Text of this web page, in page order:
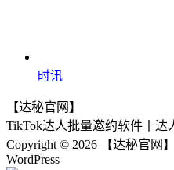
时讯
【达秘官网】
TikTok达人批量邀约软件丨达
Copyright © 2026 【达秘官网】
WordPress